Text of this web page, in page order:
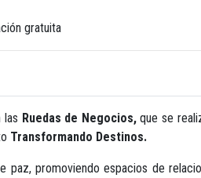
gratuita
las Ruedas de Negocios,que se
Transformando Destinos.
promoviendo espacios de